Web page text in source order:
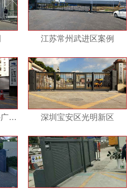
江苏常州武进区案例
顺德304不锈钢悬浮门-广东电网公司-佛山供电局变电管理二所 深圳宝安区光明新区